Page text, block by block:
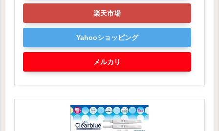
楽天市場
Yahooショッピング
メルカリ